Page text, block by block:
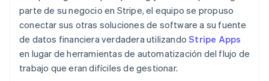
parte de su negocio en Stripe, el equipo se propuso
conectar sus otras soluciones de software a su fuente
de datos financiera verdadera utilizandoStripe Apps
en lugar de herramientas de automatización del flujo de
trabajo que eran difíciles de gestionar.